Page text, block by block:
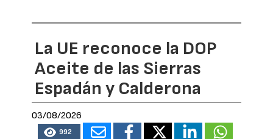
La UE reconoce la DOP
Aceite de las Sierras
Espadán y Calderona
03/08/2026
992